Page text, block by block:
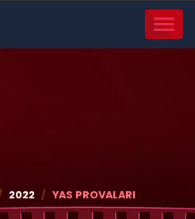
2022 YAS PROVALARI